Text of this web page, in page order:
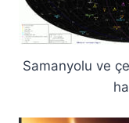
Samanyolu ve